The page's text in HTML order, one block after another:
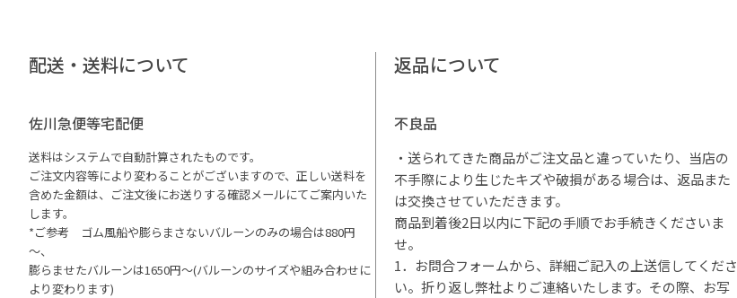
配送・送料について
佐川急便等宅配便
送料はシステムで自動計算されたものです。
ご注文内容等により変わることがございますので、正しい送料を
含めた金額は、ご注文後にお送りする確認メールにてご案内いた
します。
*ご参考 ゴム風船や膨らまさないバルーンのみの場合は880円
～、
膨らませたバルーンは1650円～(バルーンのサイズや組み合わせに
より変わります)
返品について
不良品
・送られてきた商品がご注文品と違っていたり、当店の
不手際により生じたキズや破損がある場合は、返品また
は交換させていただきます。
商品到着後2日以内に下記の手順でお手続きくださいま
せ。
1．お問合フォームから、詳細ご記入の上送信してくださ
い。折り返し弊社よりご連絡いたします。その際、お写